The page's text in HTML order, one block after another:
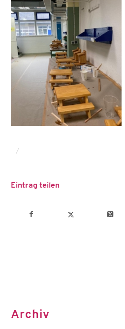
/
Eintrag teilen
Archiv